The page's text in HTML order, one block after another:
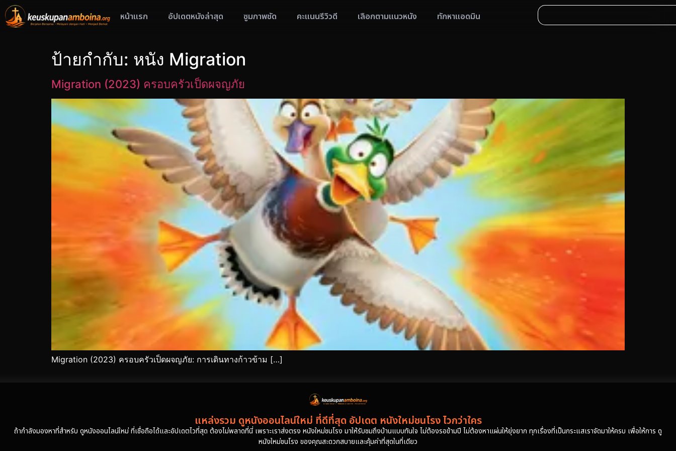
หน้าแรก อัปเดตหนังล่าสุด ซูมภาพชัด คะแนนรีวิวดี เลือกตามแนวหนัง ทักหาแอดมิน
ป้ายกำกับ: หนัง Migration
Migration (2023) ครอบครัวเป็ดผจญภัย
Migration (2023) ครอบครัวเป็ดผจญภัย: การเดินทางก้าวข้าม […]
แหล่งรวม ดูหนังออนไลน์ใหม่ ที่ดีที่สุด อัปเดต หนังใหม่ชนโรง ไวกว่าใคร
ถ้ากำลังมองหาที่สำหรับ ดูหนังออนไลน์ใหม่ ที่เชื่อถือได้และอัปเดตไวที่สุด ต้องไม่พลาดที่นี่ เพราะเราส่งตรง หนังใหม่ชนโรง มาให้รับชมถึงบ้านแบบทันใจ ไม่ต้องรอข้ามปี ไม่ต้องหาแผ่นให้ยุ่งยาก ทุกเรื่องที่เป็นกระแสเราจัดมาให้ครบ เพื่อให้การ ดู
หนังใหม่ชนโรง ของคุณสะดวกสบายและคุ้มค่าที่สุดในที่เดียว